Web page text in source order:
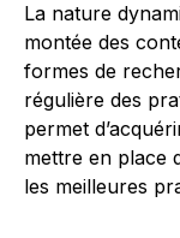
La nature
montée des
formes de
régulière des
permet
mettre en place
les meilleures